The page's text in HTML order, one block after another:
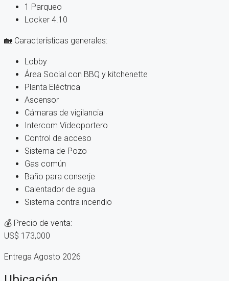
1 Parqueo
Locker 4.10
🏡 Características generales:
Lobby
Área Social con BBQ y kitchenette
Planta Eléctrica
Ascensor
Cámaras de vigilancia
Intercom Videoportero
Control de acceso
Sistema de Pozo
Gas común
Baño para conserje
Calentador de agua
Sistema contra incendio
💰 Precio de venta:
US$ 173,000
Entrega Agosto 2026